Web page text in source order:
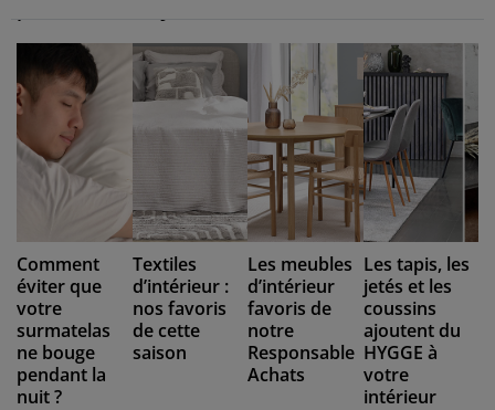
Comment
éviter que
votre
surmatelas
ne bouge
pendant la
nuit ?
Textiles
d’intérieur :
nos favoris
de cette
saison
Les meubles
d’intérieur
favoris de
notre
Responsable
Achats
Les tapis, les
jetés et les
coussins
ajoutent du
HYGGE à
votre
intérieur